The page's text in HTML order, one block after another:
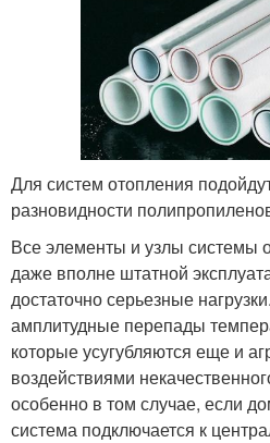
Для систем отопления
разновидности
Все элементы и узлы системы
даже вполне штатной
достаточно серьезные
амплитудные перепады
которые усугубляются еще и
воздействиями
особенно в том случае, если
система подключается к